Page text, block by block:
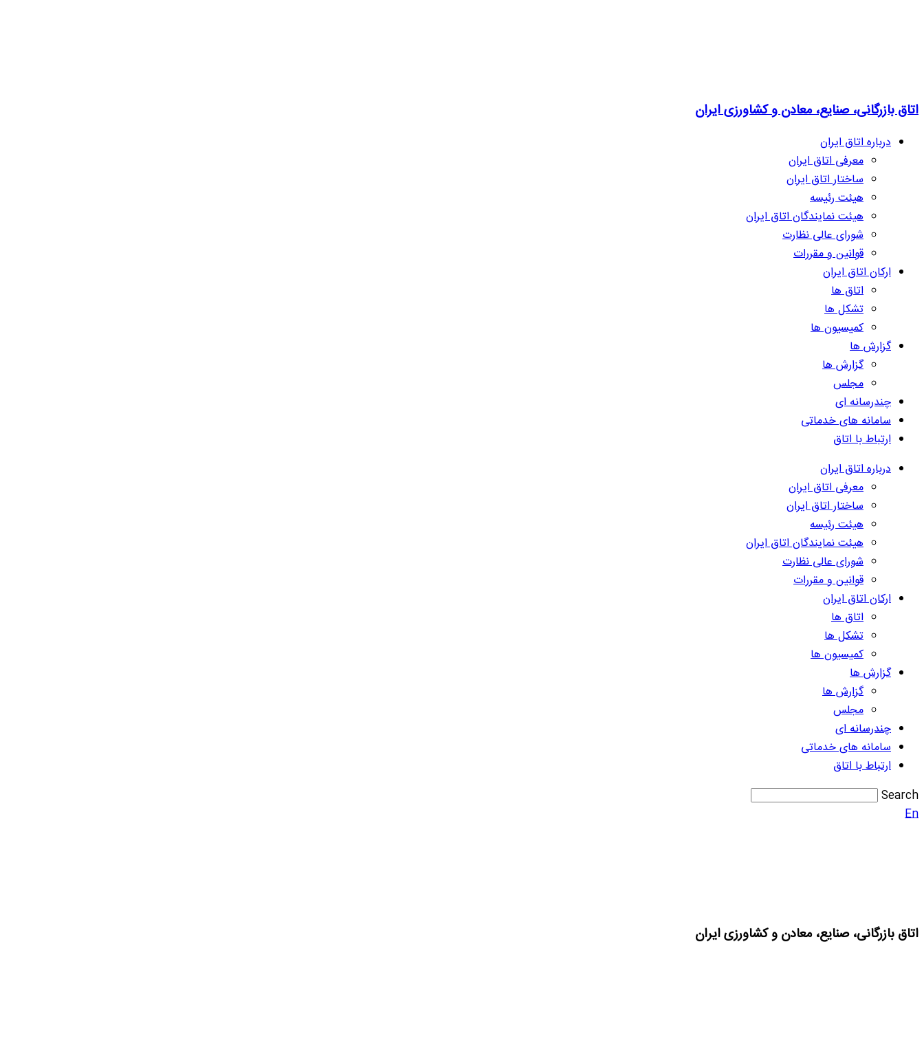
اتاق بازرگانی، صنایع، معادن و کشاورزی ایران
درباره اتاق ایران
معرفی اتاق ایران
ساختار اتاق ایران
هیئت رئیسه
هیئت نمایندگان اتاق ایران
شورای عالی نظارت
قوانین و مقررات
ارکان اتاق ایران
اتاق ها
تشکل ها
کمیسیون ها
گزارش ها
گزارش ها
مجلس
چندرسانه ای
سامانه های خدماتی
ارتباط با اتاق
درباره اتاق ایران
معرفی اتاق ایران
ساختار اتاق ایران
هیئت رئیسه
هیئت نمایندگان اتاق ایران
شورای عالی نظارت
قوانین و مقررات
ارکان اتاق ایران
اتاق ها
تشکل ها
کمیسیون ها
گزارش ها
گزارش ها
مجلس
چندرسانه ای
سامانه های خدماتی
ارتباط با اتاق
Search
En
اتاق بازرگانی، صنایع، معادن و کشاورزی ایران